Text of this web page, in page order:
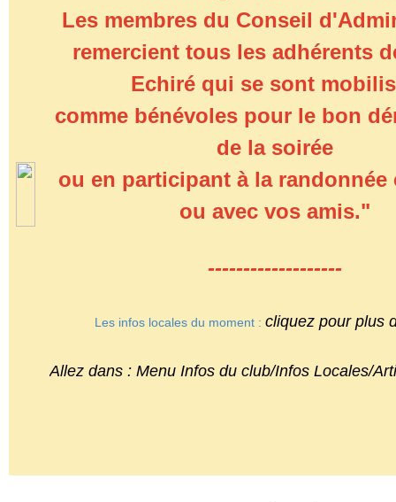
Les membres du Conseil
remercient tous les adhérents
Echiré qui se sont
comme bénévoles pour le bon
de la soirée
ou en participant à la randonnée
ou avec vos amis."
-------------------
Les infos locales du moment : cliquez pour plus
Allez dans : Menu Infos du club/Infos Locales/